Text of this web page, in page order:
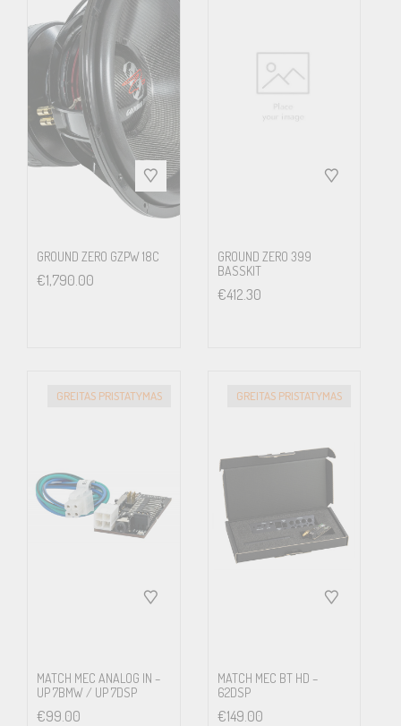
GROUND ZERO GZPW 18C
€1,790.00
GROUND ZERO 399
BASSKIT
€412.30
GREITAS PRISTATYMAS
MATCH MEC ANALOG IN –
UP 7BMW / UP 7DSP
€99.00
GREITAS PRISTATYMAS
MATCH MEC BT HD –
62DSP
€149.00